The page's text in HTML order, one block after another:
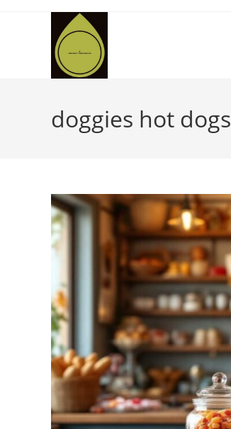
doggies hot dogs